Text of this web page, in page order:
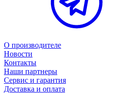
О производителе
Новости
Контакты
Наши партнеры
Сервис и гарантия
Доставка и оплата